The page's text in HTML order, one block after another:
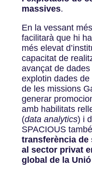
massives.
En la vessant
facilitarà que hi
més elevat
capacitat de
avançat de
explotin dades de
de les missions
generar
amb habilitats
(data analytics) i
SPACIOUS
transferència
al sector privat
global de la